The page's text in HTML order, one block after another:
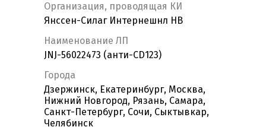
Организация, проводящая КИ
Янссен-Силаг Интернешнл НВ
Наименование ЛП
JNJ-56022473 (анти-CD123)
Города
Дзержинск, Екатеринбург, Москва,
Нижний Новгород, Рязань, Самара,
Санкт-Петербург, Сочи, Сыктывкар,
Челябинск